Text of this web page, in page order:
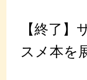
【終了
スメ本を